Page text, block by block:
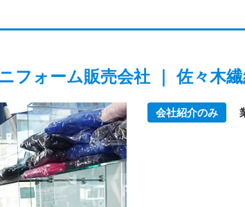
フォーム販売会社 ｜ 佐々木
会社紹介のみ